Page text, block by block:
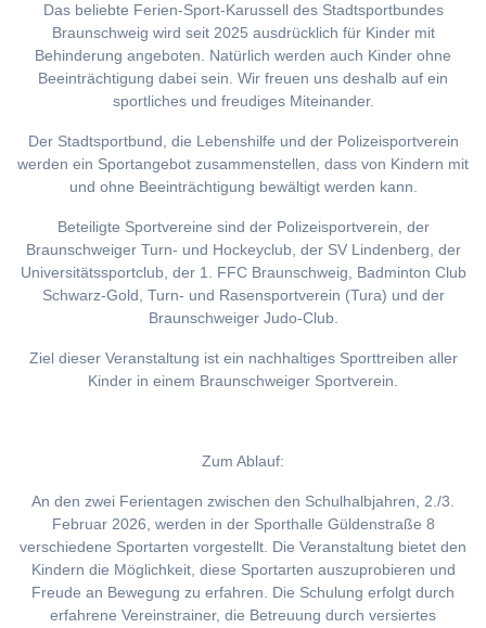
Das beliebte Ferien-Sport-Karussell des Stadtsportbundes
Braunschweig wird seit 2025 ausdrücklich für Kinder mit
Behinderung angeboten. Natürlich werden auch Kinder ohne
Beeinträchtigung dabei sein. Wir freuen uns deshalb auf ein
sportliches und freudiges Miteinander.
Der Stadtsportbund, die Lebenshilfe und der Polizeisportverein
werden ein Sportangebot zusammenstellen, dass von Kindern mit
und ohne Beeinträchtigung bewältigt werden kann.
Beteiligte Sportvereine sind der Polizeisportverein, der
Braunschweiger Turn- und Hockeyclub, der SV Lindenberg, der
Universitätssportclub, der 1. FFC Braunschweig, Badminton Club
Schwarz-Gold, Turn- und Rasensportverein (Tura) und der
Braunschweiger Judo-Club.
Ziel dieser Veranstaltung ist ein nachhaltiges Sporttreiben aller
Kinder in einem Braunschweiger Sportverein.
Zum Ablauf:
An den zwei Ferientagen zwischen den Schulhalbjahren, 2./3.
Februar 2026, werden in der Sporthalle Güldenstraße 8
verschiedene Sportarten vorgestellt. Die Veranstaltung bietet den
Kindern die Möglichkeit, diese Sportarten auszuprobieren und
Freude an Bewegung zu erfahren. Die Schulung erfolgt durch
erfahrene Vereinstrainer, die Betreuung durch versiertes